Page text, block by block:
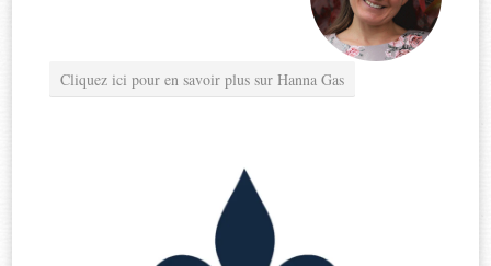
Cliquez ici pour en savoir plus sur Hanna Gas